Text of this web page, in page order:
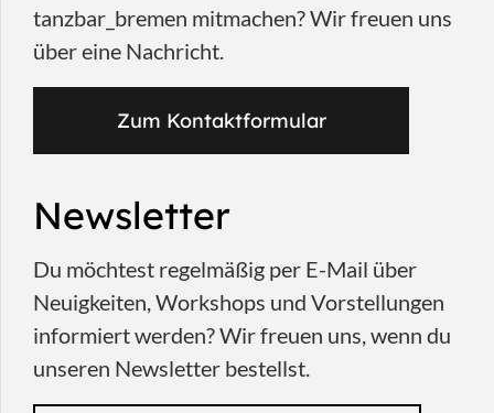
tanzbar_bremen mitmachen? Wir freuen uns
über eine Nachricht.
Zum Kontaktformular
Newsletter
Du möchtest regelmäßig per E-Mail über
Neuigkeiten, Workshops und Vorstellungen
informiert werden? Wir freuen uns, wenn du
unseren Newsletter bestellst.